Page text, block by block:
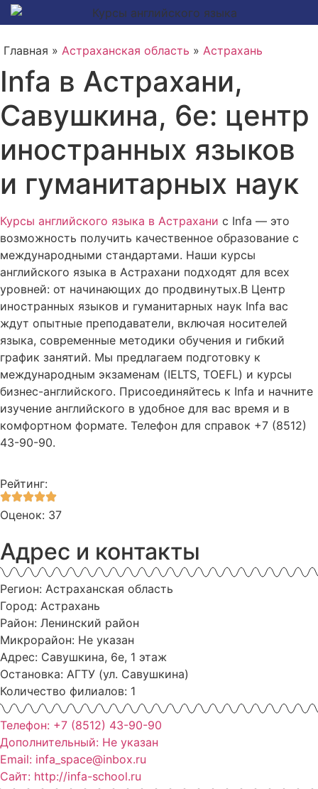
Главная » Астраханская область » Астрахань
Infa в Астрахани,
Савушкина, 6е: центр
иностранных языков
и гуманитарных наук
Курсы английского языка в Астрахани с Infa — это
возможность получить качественное образование с
международными стандартами. Наши курсы
английского языка в Астрахани подходят для всех
уровней: от начинающих до продвинутых.В Центр
иностранных языков и гуманитарных наук Infa вас
ждут опытные преподаватели, включая носителей
языка, современные методики обучения и гибкий
график занятий. Мы предлагаем подготовку к
международным экзаменам (IELTS, TOEFL) и курсы
бизнес-английского. Присоединяйтесь к Infa и начните
изучение английского в удобное для вас время и в
комфортном формате. Телефон для справок +7 (8512)
43-90-90.
Рейтинг:
Оценок: 37
Адрес и контакты
Регион: Астраханская область
Город: Астрахань
Район: Ленинский район
Микрорайон: Не указан
Адрес: Савушкина, 6е, 1 этаж
Остановка: АГТУ (ул. Савушкина)
Количество филиалов: 1
Телефон: +7 (8512) 43-90-90
Дополнительный: Не указан
Email: infa_space@inbox.ru
Сайт: http://infa-school.ru